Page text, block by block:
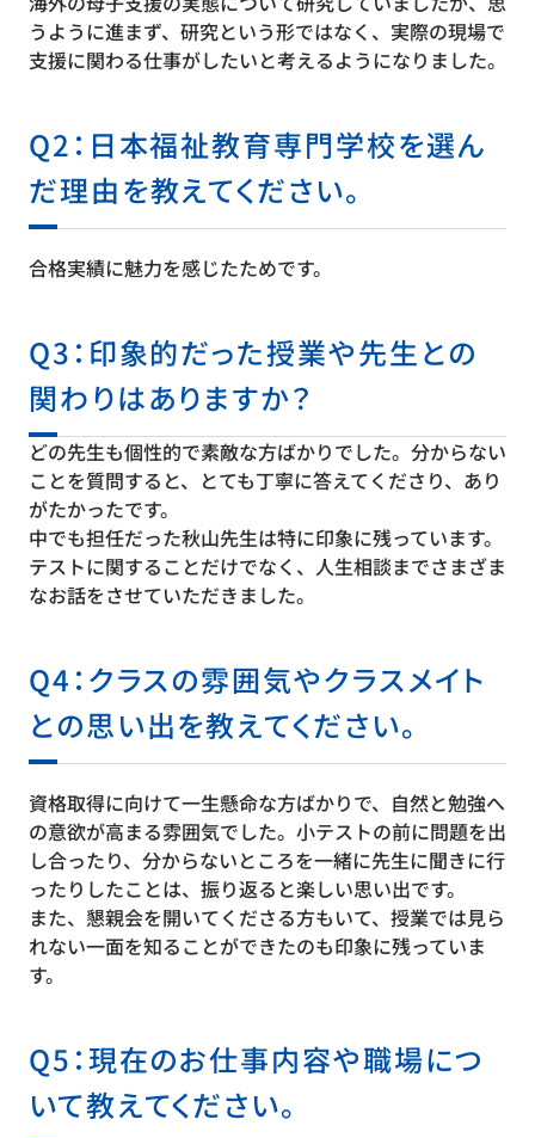
うように進まず、研究という形ではなく、実際の現場で
支援に関わる仕事がしたいと考えるようになりました。
Q2：日本福祉教育専門学校を選ん
だ理由を教えてください。
合格実績に魅力を感じたためです。
Q3：印象的だった授業や先生との
関わりはありますか？
どの先生も個性的で素敵な方ばかりでした。分からない
ことを質問すると、とても丁寧に答えてくださり、あり
がたかったです。
中でも担任だった秋山先生は特に印象に残っています。
テストに関することだけでなく、人生相談までさまざま
なお話をさせていただきました。
Q4：クラスの雰囲気やクラスメイト
との思い出を教えてください。
資格取得に向けて一生懸命な方ばかりで、自然と勉強へ
の意欲が高まる雰囲気でした。小テストの前に問題を出
し合ったり、分からないところを一緒に先生に聞きに行
ったりしたことは、振り返ると楽しい思い出です。
また、懇親会を開いてくださる方もいて、授業では見ら
れない一面を知ることができたのも印象に残っていま
す。
Q5：現在のお仕事内容や職場につ
いて教えてください。